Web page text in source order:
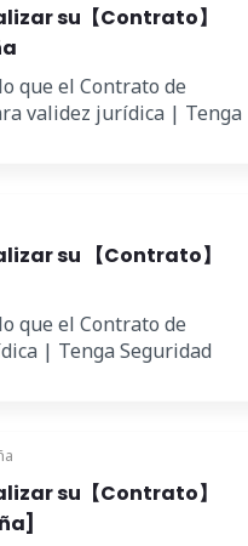
su【Contrato】
que el Contrato de
validez jurídica | Tenga
su 【Contrato】
que el Contrato de
| Tenga Seguridad
su【Contrato】